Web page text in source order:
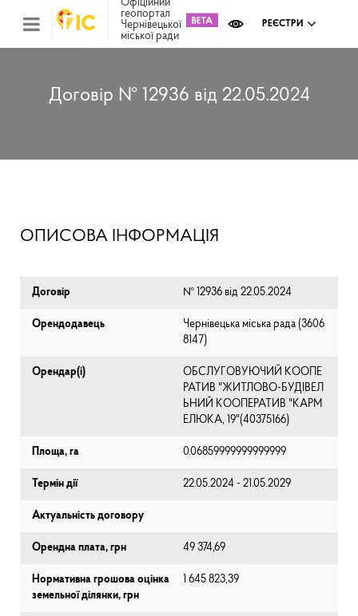
Офіційний
геопортал
Чернівецької
міської ради
РЕЄСТРИ
Договір № 12936 від 22.05.2024
ОПИСОВА ІНФОРМАЦІЯ
Договір № 12936 від 22.05.2024
Орендодавець
Чернівецька міська рада (⁨3606
8147⁩)
Орендар(і)
ОБСЛУГОВУЮЧИЙ КООПЕ
РАТИВ "ЖИТЛОВО-БУДІВЕЛ
ЬНИЙ КООПЕРАТИВ "КАРМ
ЕЛЮКА, 19"(40375166)
Площа, га 0.06859999999999999
Термін дії 22.05.2024 - 21.05.2029
Актуальність договору
Орендна плата, грн 49 374,69
Нормативна грошова оцінка
земельної ділянки, грн
1 645 823,39